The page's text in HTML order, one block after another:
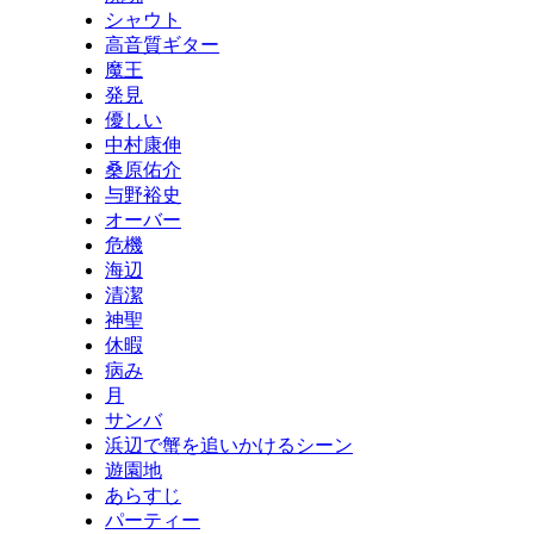
シャウト
高音質ギター
魔王
発見
優しい
中村康伸
桑原佑介
与野裕史
オーバー
危機
海辺
清潔
神聖
休暇
病み
月
サンバ
浜辺で蟹を追いかけるシーン
遊園地
あらすじ
パーティー